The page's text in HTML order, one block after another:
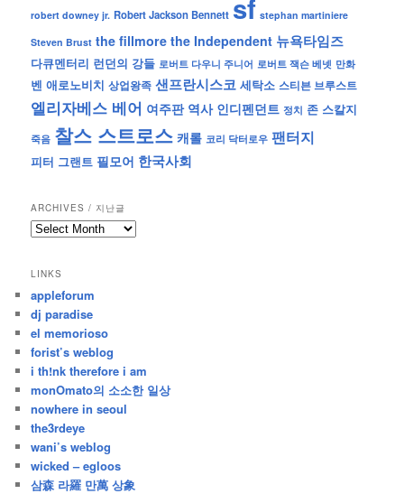
robert downey jr. Robert Jackson Bennett sf stephan martiniere
Steven Brust the fillmore the Independent 뉴욕타임즈
다큐멘터리 런던의 강들 로버트 다우니 주니어 로버트 잭슨 베넷 만화
벤 애로노비치 상업왕족 샌프란시스코 세탁소 스티븐 브루스트
엘리자베스 베어 여주판 역사 인디펜던트 정치 존 스칼지
죽음 찰스 스트로스 캐롤 코리 닥터로우 팬터지
피터 그랜트 필모어 한국사회
ARCHIVES / 지난글
archives
난
글
LINKS
appleforum
dj paradise
el memorioso
forist’s weblog
i th!nk therefore i am
monOmato의 소소한 일상
nowhere in seoul
the3rdeye
wani’s weblog
wicked – egloos
삼森 라羅 만萬 상象